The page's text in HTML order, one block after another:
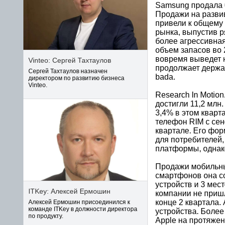
Samsung продала
Продажи на
привели к
рынка, выпустив
более
объем запасов во
вовремя выведет
продолжает
bada.
Research In
достигли 11,2
3,4% в этом
телефон RIM с
квартале. Его
для
платформы,
Продажи
смартфонов она
устройств и 3
компании не
конце 2 квартала.
устройства.
Apple на
Vinteo: Сергей Тахтаулов
Сергей Тахтаулов назначен
директором по развитию бизнеса
Vinteo.
ITKey: Алексей Ермошин
Алексей Ермошин присоединился к
команде ITKey в должности директора
по продукту.